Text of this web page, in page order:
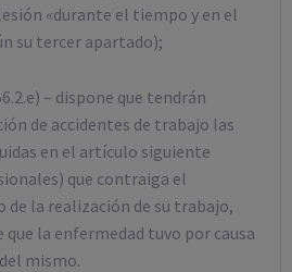
«durante el tiempo y en el
su tercer apartado);
– dispone que tendrán
de accidentes de trabajo las
en el artículo siguiente
que contraiga el
la realización de su trabajo,
que la enfermedad tuvo por causa
mismo.